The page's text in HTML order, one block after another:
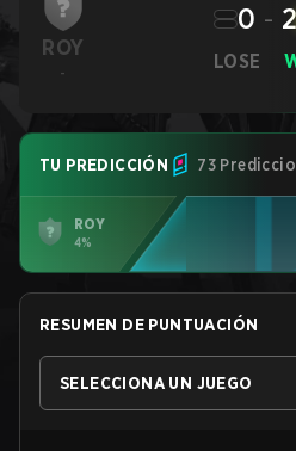
ROY
-
LOSE
0 -
TU PREDICCIÓN 73
ROY
4%
RESUMEN DE PUNTUACIÓN
SELECCIONA UN JUEGO